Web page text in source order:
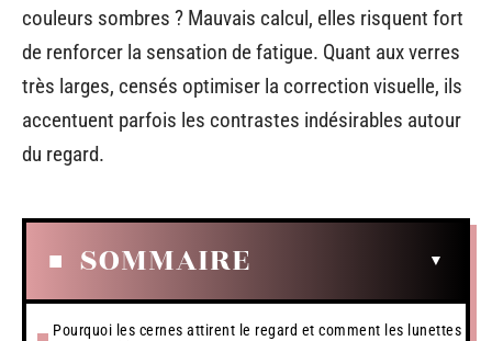
couleurs sombres ? Mauvais calcul, elles risquent fort
de renforcer la sensation de fatigue. Quant aux verres
très larges, censés optimiser la correction visuelle, ils
accentuent parfois les contrastes indésirables autour
du regard.
SOMMAIRE
Pourquoi les cernes attirent le regard et comment les lunettes